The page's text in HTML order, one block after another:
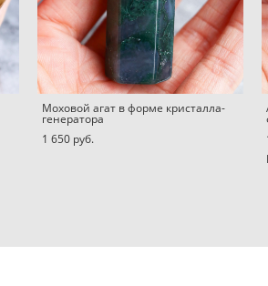
Моховой агат в форме кристалла-
генератора
1 650 pуб.